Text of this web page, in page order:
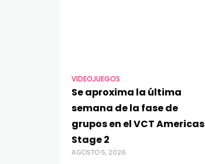
VIDEOJUEGOS
Se aproxima la última
semana de la fase de
grupos en el VCT Americas
Stage 2
AGOSTO 5, 2026